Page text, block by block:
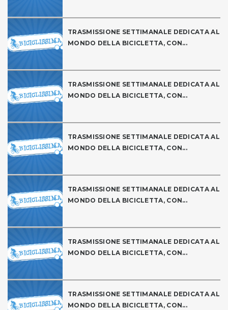
TRASMISSIONE SETTIMANALE DEDICATA AL
MONDO DELLA BICICLETTA, CON...
TRASMISSIONE SETTIMANALE DEDICATA AL
MONDO DELLA BICICLETTA, CON...
TRASMISSIONE SETTIMANALE DEDICATA AL
MONDO DELLA BICICLETTA, CON...
TRASMISSIONE SETTIMANALE DEDICATA AL
MONDO DELLA BICICLETTA, CON...
TRASMISSIONE SETTIMANALE DEDICATA AL
MONDO DELLA BICICLETTA, CON...
TRASMISSIONE SETTIMANALE DEDICATA AL
MONDO DELLA BICICLETTA, CON...